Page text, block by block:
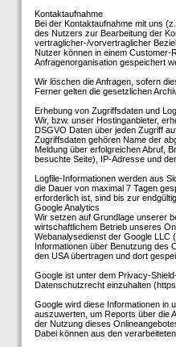
Kontaktaufnahme
Bei der Kontaktaufnahme mit uns
des Nutzers zur Bearbeitung der
vertraglicher-/vorvertraglicher
Nutzer können in einem Customer-
Anfragenorganisation gespeichert
Wir löschen die Anfragen, sofern
Ferner gelten die gesetzlichen
Erhebung von Zugriffsdaten und
Wir, bzw. unser Hostinganbieter,
DSGVO Daten über jeden Zugriff
Zugriffsdaten gehören Name der
Meldung über erfolgreichen Abruf,
besuchte Seite), IP-Adresse und
Logfile-Informationen werden aus
die Dauer von maximal 7 Tagen
erforderlich ist, sind bis zur
Google Analytics
Wir setzen auf Grundlage unserer
wirtschaftlichem Betrieb unseres
Webanalysedienst der Google LLC
Informationen über Benutzung des
den USA übertragen und dort
Google ist unter dem Privacy-
Datenschutzrecht einzuhalten
Google wird diese Informationen in
auszuwerten, um Reports über die
der Nutzung dieses
Dabei können aus den